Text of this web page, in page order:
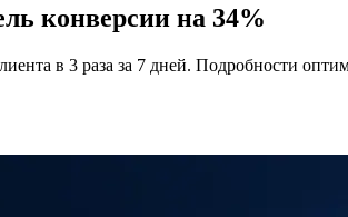
конверсии на 34%
в 3 раза за 7 дней. Подробности